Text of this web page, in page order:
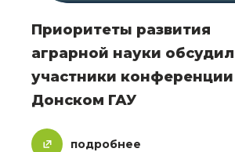
Приоритеты развития
аграрной науки
участники конференции
Донском ГАУ
подробнее